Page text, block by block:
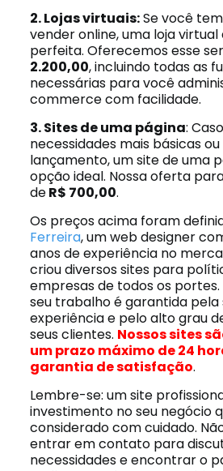
2. Lojas virtuais:Se você
vender online, uma loja virtual
perfeita. Oferecemos esse
2.200,00, incluindo todas as
necessárias para você
commerce com facilidade.
3. Sites de uma página:
necessidades mais básicas
lançamento, um site de uma
opção ideal. Nossa oferta
deR$ 700,00.
Os preços acima foram
Ferreira, um web designer
anos de experiência no
criou diversos sites para
empresas de todos os portes.
seu trabalho é garantida pela
experiência e pelo alto grau
seus clientes. Nossos sites
um prazo máximo de 24
garantia de satisfação.
Lembre-se: um site
investimento no seu negócio
considerado com cuidado.
entrar em contato para
necessidades e encontrar o